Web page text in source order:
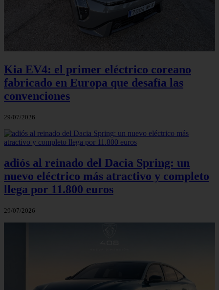
Kia EV4: el primer eléctrico coreano
fabricado en Europa que desafía las
convenciones
29/07/2026
adiós al reinado del Dacia Spring: un
nuevo eléctrico más atractivo y completo
llega por 11.800 euros
29/07/2026